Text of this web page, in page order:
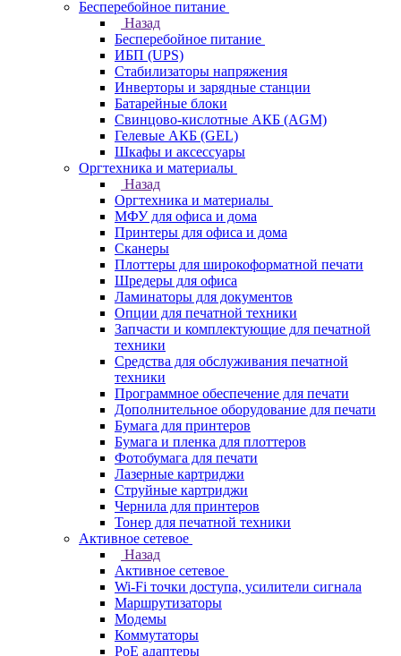
Бесперебойное питание
Назад
Бесперебойное питание
ИБП (UPS)
Стабилизаторы напряжения
Инверторы и зарядные станции
Батарейные блоки
Свинцово-кислотные АКБ (AGM)
Гелевые АКБ (GEL)
Шкафы и аксессуары
Оргтехника и материалы
Назад
Оргтехника и материалы
МФУ для офиса и дома
Принтеры для офиса и дома
Сканеры
Плоттеры для широкоформатной печати
Шредеры для офиса
Ламинаторы для документов
Опции для печатной техники
Запчасти и комплектующие для печатной
техники
Средства для обслуживания печатной
техники
Программное обеспечение для печати
Дополнительное оборудование для печати
Бумага для принтеров
Бумага и пленка для плоттеров
Фотобумага для печати
Лазерные картриджи
Струйные картриджи
Чернила для принтеров
Тонер для печатной техники
Активное сетевое
Назад
Активное сетевое
Wi-Fi точки доступа, усилители сигнала
Маршрутизаторы
Модемы
Коммутаторы
PoE адаптеры